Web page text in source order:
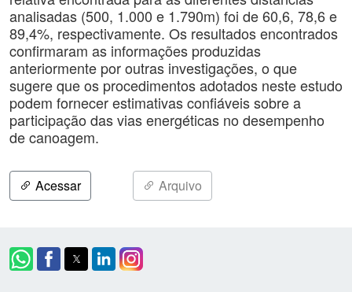
analisadas (500, 1.000 e 1.790m) foi de 60,6, 78,6 e
89,4%, respectivamente. Os resultados encontrados
confirmaram as informações produzidas
anteriormente por outras investigações, o que
sugere que os procedimentos adotados neste estudo
podem fornecer estimativas confiáveis sobre a
participação das vias energéticas no desempenho
de canoagem.
Acessar Arquivo